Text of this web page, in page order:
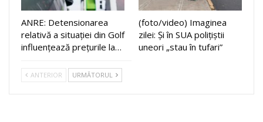
ANRE: Detensionarea
relativă a situației din Golf
influențează prețurile la…
(foto/video) Imaginea
zilei: Și în SUA polițiștii
uneori „stau în tufari”
ANTERIOR URMĂTORUL